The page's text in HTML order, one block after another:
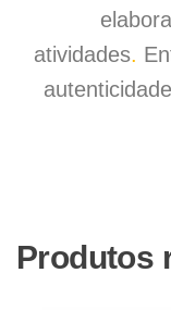
atividades.
Produtos